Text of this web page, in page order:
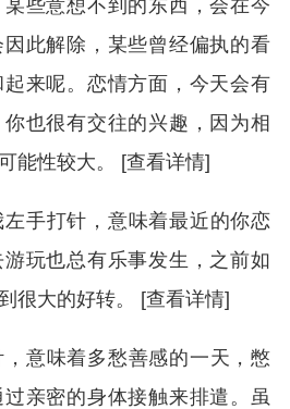
些意想不到的东西，会在今
此解除，某些曾经偏执的看
来呢。恋情方面，今天会有
也很有交往的兴趣，因为相
能性较大。 [查看详情]
手打针，意味着最近的你恋
玩也总有乐事发生，之前如
很大的好转。 [查看详情]
意味着多愁善感的一天，憋
亲密的身体接触来排遣。虽